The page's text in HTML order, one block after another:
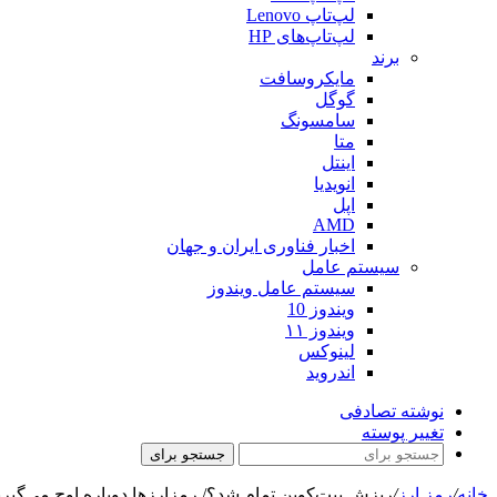
لپ‌تاپ Lenovo
لپ‌تاپ‌های HP
برند
مایکروسافت
گوگل
سامسونگ
متا
اینتل
انویدیا
اپل
AMD
اخبار فناوری ایران و جهان
سیستم عامل
سیستم عامل ویندوز
ویندوز 10
ویندوز ۱۱
لینوکس
اندروید
نوشته تصادفی
تغییر پوسته
جستجو برای